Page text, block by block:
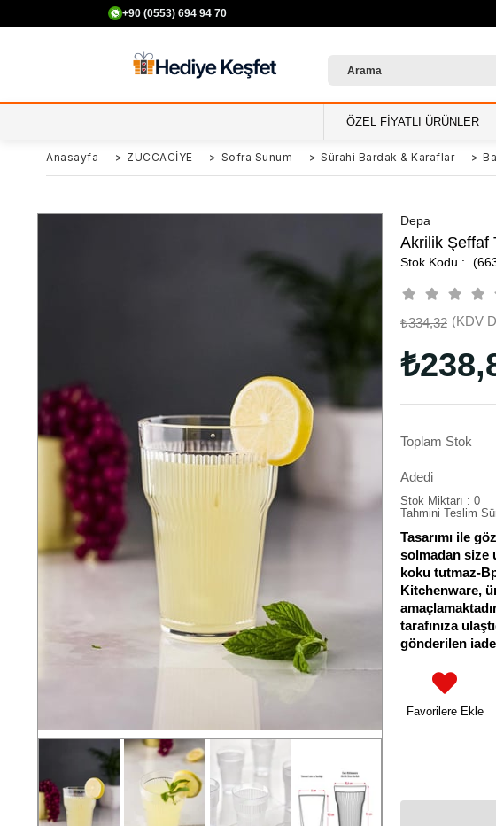
+90 (0553) 694 94 70 500 TL VE
ÖZEL FİYATLI ÜRÜNLER
Anasayfa > ZÜCCACİYE > Sofra Sunum > Sürahi Bardak & Karaflar >
Depa
Akrilik Şeffaf
₺334,32 (KDV
Toplam Stok
Adedi
Stok Miktarı : 0
Tahmini Teslim
Tasarımı ile
solmadan size
koku tutmaz-
Kitchenware,
tarafınıza
gönderilen
Favorilere Ekle